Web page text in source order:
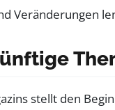
Veränderungen
stellt den